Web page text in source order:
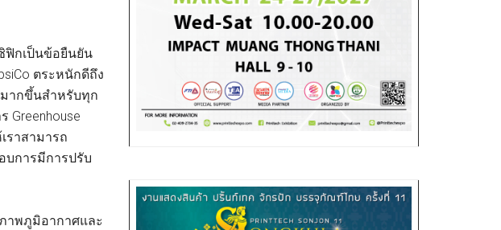
ซิฟิกเป็นข้อยืนยัน
ตระหนักดีถึง
ากขึ้นสำหรับทุก
Greenhouse
ราสามารถ
บการมีการปรับ
าพภูมิอากาศและ